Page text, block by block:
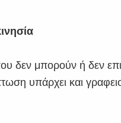
δεν μπορούν ή δεν
υπάρχει και